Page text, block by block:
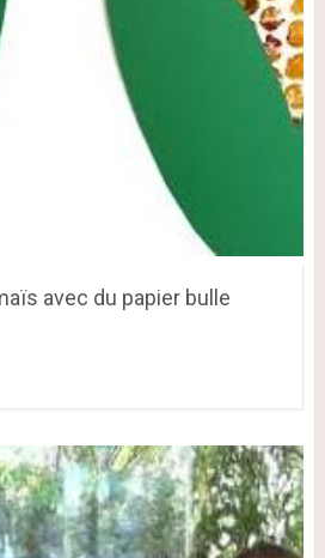
avec du papier bulle